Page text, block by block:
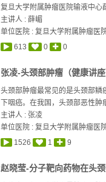
复旦大学附属肿瘤医院输液中心
主讲人 : 薛嵋
单位医院 : 复旦大学附属肿瘤医
613
0 0
张凌-头颈部肿瘤（健康讲
头颈部肿瘤最常见的是头颈部
下咽癌。在我国，头颈部恶性
主讲人 : 张凌
单位医院 : 复旦大学附属肿瘤医
1526
1 9
赵晓莹-分子靶向药物在头